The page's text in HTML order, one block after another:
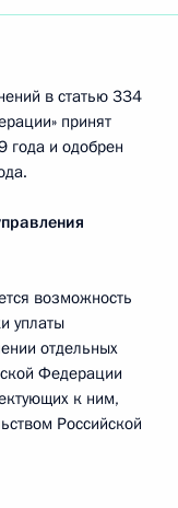
в статью 334
принят
года и одобрен
возможность
уплаты
отдельных
Федерации
к ним,
Российской